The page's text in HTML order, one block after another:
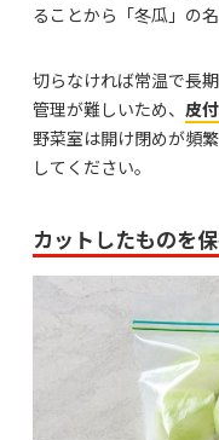
ることから「冬瓜」の
切らなければ常温で長
管理が難しいため、 皮
野菜室は開け閉めが頻繁
してください。
カットしたものを